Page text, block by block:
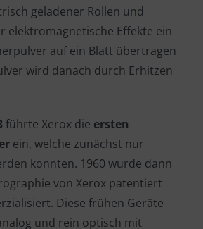
geladener Rollen und
elektromagnetische Effekte ein
auf ein Blatt übertragen
wird danach durch Erhitzen
führte Xerox die ersten
ein, welche zunächst nur
konnten. 1960 wurde dann
von Xerox patentiert
Diese frühen Geräte
und rein optisch mit